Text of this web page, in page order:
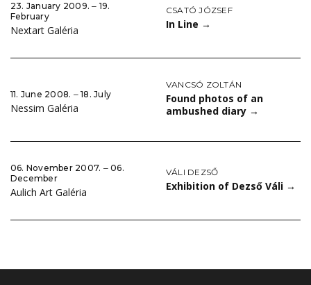
23. January 2009. ‒ 19.
February
Nextart Galéria
CSATÓ JÓZSEF
In Line →
11. June 2008. ‒ 18. July
Nessim Galéria
VANCSÓ ZOLTÁN
Found photos of an
ambushed diary →
06. November 2007. ‒ 06.
December
Aulich Art Galéria
VÁLI DEZSŐ
Exhibition of Dezső Váli →